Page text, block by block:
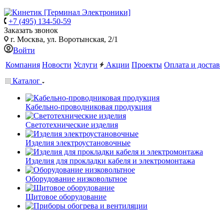
+7 (495) 134-50-59
Заказать звонок
г. Москва, ул. Воротынская, 2/1
Войти
Компания Новости Услуги Акции Проекты Оплата и
Каталог
Кабельно-проводниковая продукция
Светотехнические изделия
Изделия электроустановочные
Изделия для прокладки кабеля и электромонтажа
Оборудование низковольтное
Щитовое оборудование